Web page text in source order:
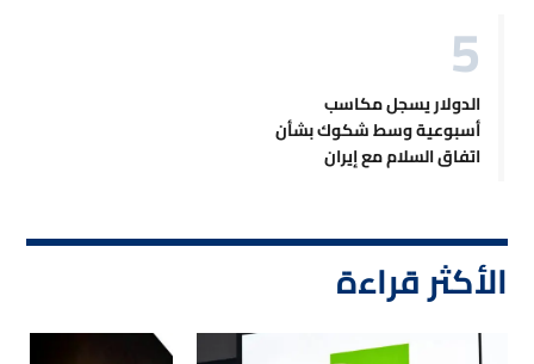
الدولار يسجل مكاسب
أسبوعية وسط شكوك بشأن
اتفاق السلام مع إيران
الأكثر قراءة